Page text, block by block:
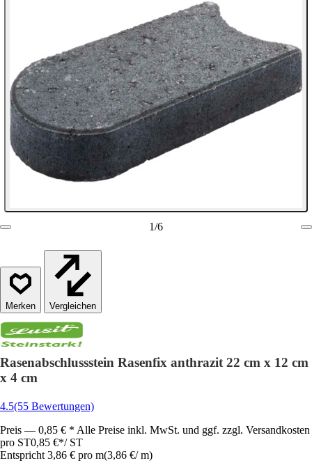
1/6
Vergleichen
Rasenabschlussstein Rasenfix anthrazit 22 cm x 12 cm
x 4 cm
4.5(55 Bewertungen)
Preis — 0,85 € * Alle Preise inkl. MwSt. und ggf. zzgl. Versandkosten
pro ST0,85 €*/ ST
Entspricht 3,86 € pro m(3,86 €/ m)